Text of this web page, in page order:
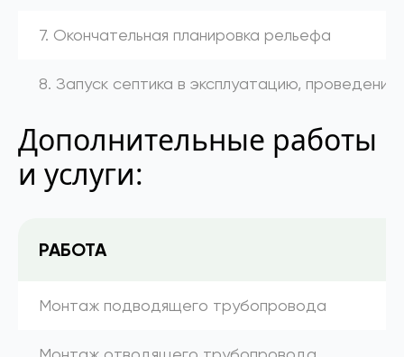
7. Окончательная планировка рельефа
8. Запуск септика в эксплуатацию,
Дополнительные работы
и услуги:
РАБОТА
Монтаж подводящего трубопровода